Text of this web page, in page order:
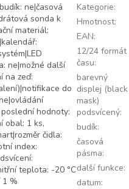
ne|časová
sonda k
materiál:
ne|možné další
na zeď:
do
hodnoty:
obal: 1 ks,
čidla:
index:
teplota: -20 °C
1 %
Kategorie:
Hmotnost:
EAN:
12/24 formát
času:
barevný
displej (black
mask)
podsvícený:
budík:
časová
pásma:
další funkce:
datum: